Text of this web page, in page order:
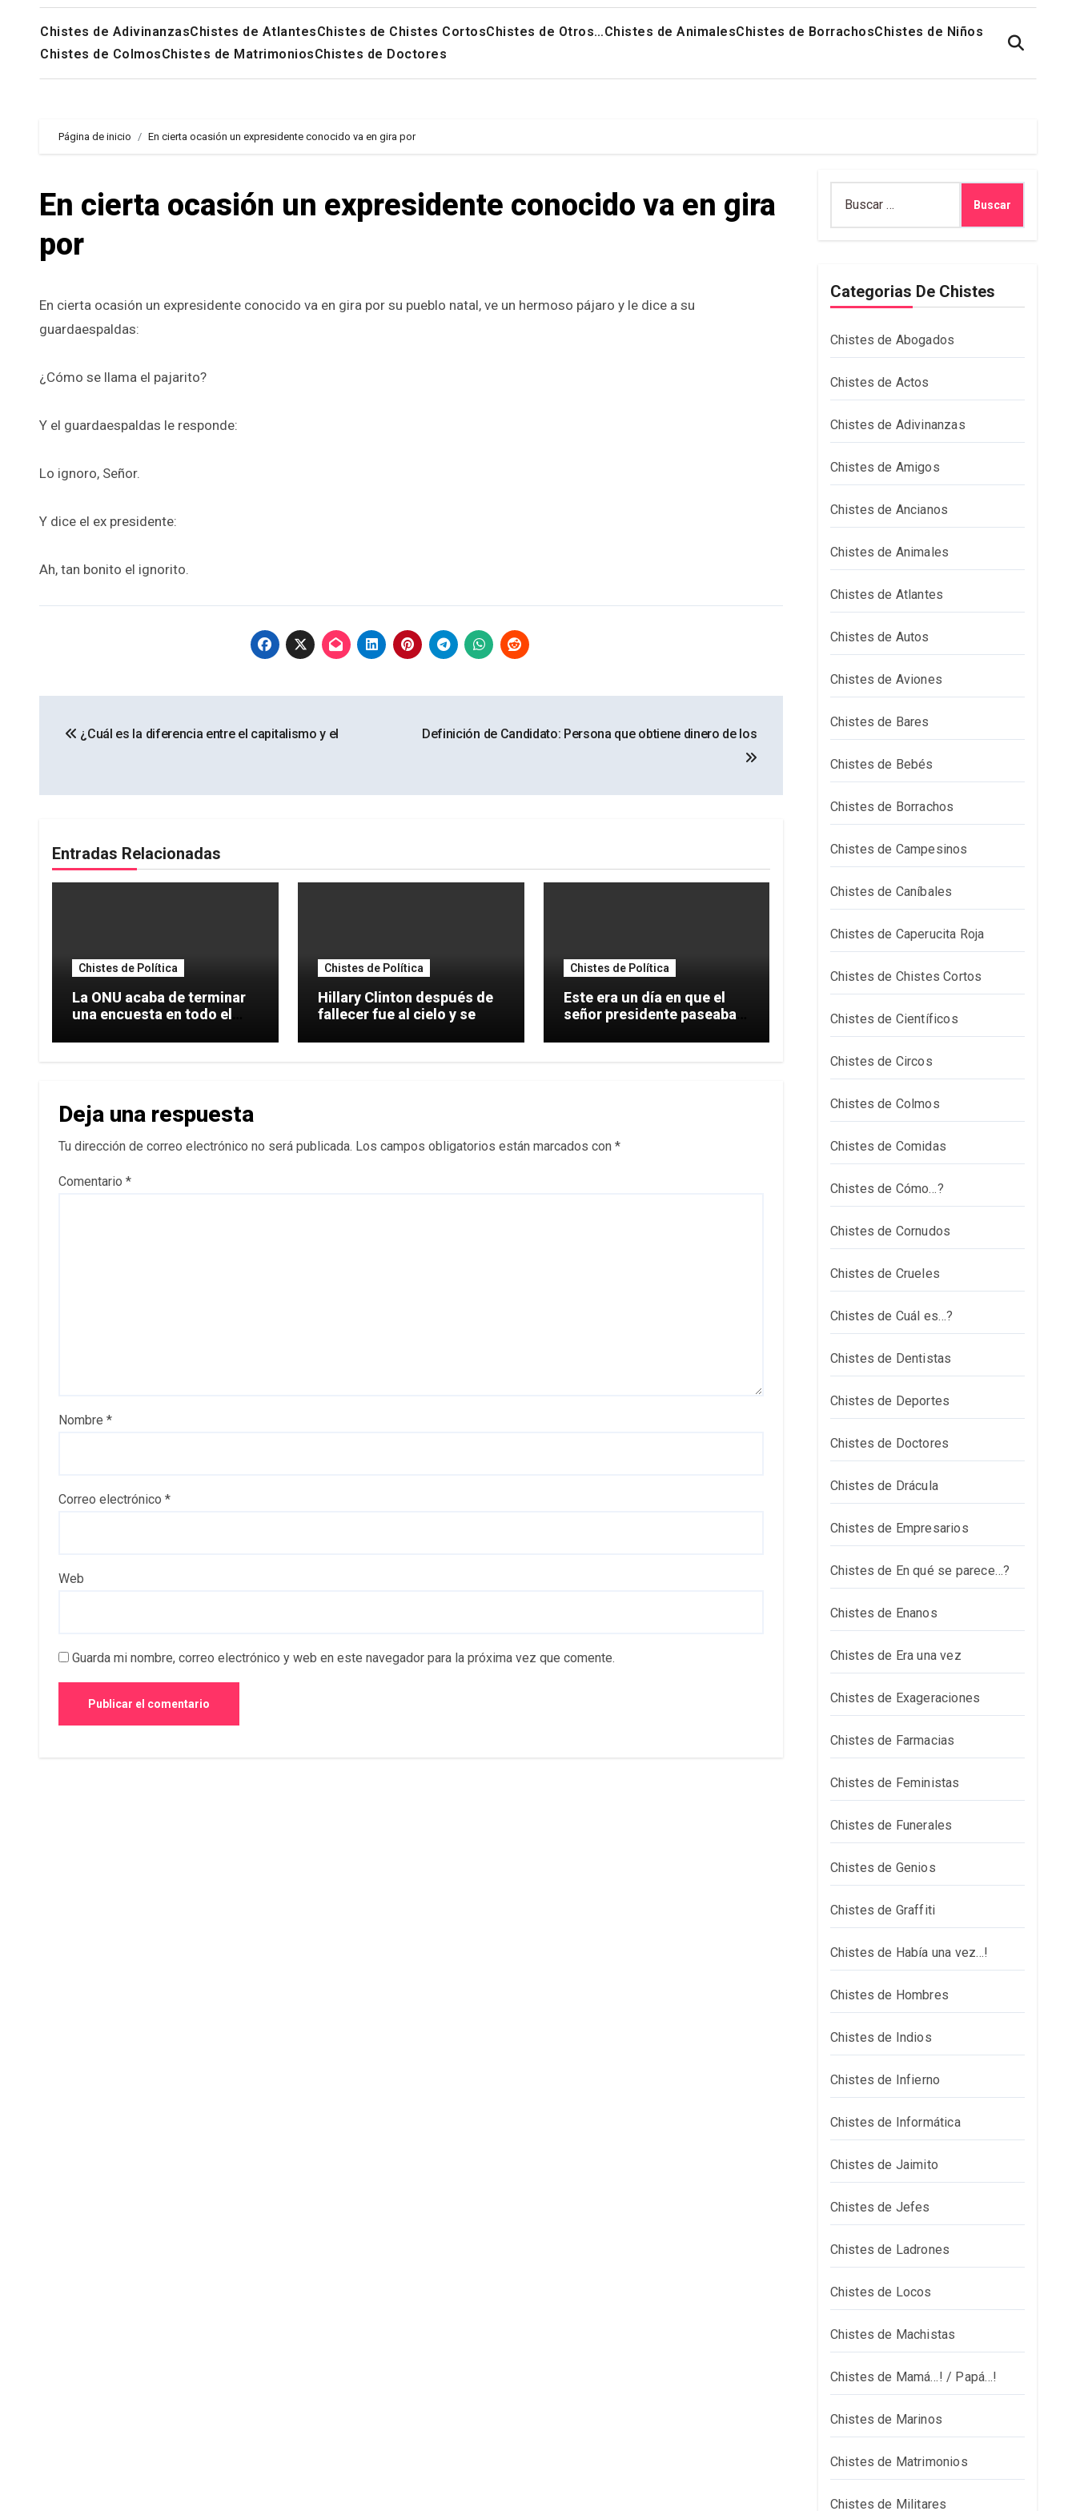
Chistes de AdivinanzasChistes de AtlantesChistes de Chistes CortosChistes de Otros…Chistes de AnimalesChistes de BorrachosChistes de Niños
Chistes de ColmosChistes de MatrimoniosChistes de Doctores
Página de inicio En cierta ocasión un expresidente conocido va en gira por
En cierta ocasión un expresidente conocido va en gira
por
En cierta ocasión un expresidente conocido va en gira por su pueblo natal, ve un hermoso pájaro y le dice a su
guardaespaldas:
¿Cómo se llama el pajarito?
Y el guardaespaldas le responde:
Lo ignoro, Señor.
Y dice el ex presidente:
Ah, tan bonito el ignorito.
de
¿Cuál es la diferencia entre el capitalismo y el Definición de Candidato: Persona que obtiene dinero de los
Entradas Relacionadas
Chistes de Política
La ONU acaba de terminar
una encuesta en todo el
Chistes de Política
Hillary Clinton después de
fallecer fue al cielo y se
Chistes de Política
Este era un día en que el
señor presidente paseaba
Deja una respuesta
Tu dirección de correo electrónico no será publicada. Los campos obligatorios están marcados con *
Comentario *
Nombre *
Correo electrónico *
Web
Guarda mi nombre, correo electrónico y web en este navegador para la próxima vez que comente.
Categorias De Chistes
Chistes de Abogados
Chistes de Actos
Chistes de Adivinanzas
Chistes de Amigos
Chistes de Ancianos
Chistes de Animales
Chistes de Atlantes
Chistes de Autos
Chistes de Aviones
Chistes de Bares
Chistes de Bebés
Chistes de Borrachos
Chistes de Campesinos
Chistes de Caníbales
Chistes de Caperucita Roja
Chistes de Chistes Cortos
Chistes de Científicos
Chistes de Circos
Chistes de Colmos
Chistes de Comidas
Chistes de Cómo…?
Chistes de Cornudos
Chistes de Crueles
Chistes de Cuál es…?
Chistes de Dentistas
Chistes de Deportes
Chistes de Doctores
Chistes de Drácula
Chistes de Empresarios
Chistes de En qué se parece…?
Chistes de Enanos
Chistes de Era una vez
Chistes de Exageraciones
Chistes de Farmacias
Chistes de Feministas
Chistes de Funerales
Chistes de Genios
Chistes de Graffiti
Chistes de Había una vez…!
Chistes de Hombres
Chistes de Indios
Chistes de Infierno
Chistes de Informática
Chistes de Jaimito
Chistes de Jefes
Chistes de Ladrones
Chistes de Locos
Chistes de Machistas
Chistes de Mamá…! / Papá…!
Chistes de Marinos
Chistes de Matrimonios
Chistes de Militares